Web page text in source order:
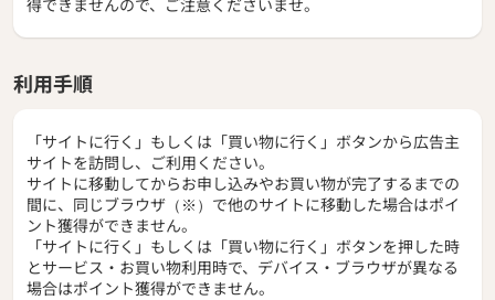
得できませんので、ご注意くださいませ。
利用手順
「サイトに行く」もしくは「買い物に行く」ボタンから広告主
サイトを訪問し、ご利用ください。
サイトに移動してからお申し込みやお買い物が完了するまでの
間に、同じブラウザ（※）で他のサイトに移動した場合はポイ
ント獲得ができません。
「サイトに行く」もしくは「買い物に行く」ボタンを押した時
とサービス・お買い物利用時で、デバイス・ブラウザが異なる
場合はポイント獲得ができません。